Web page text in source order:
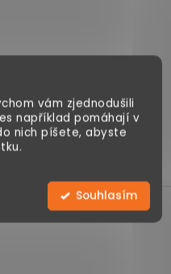
vám zjednodušili
například pomáhají v
nich píšete, abyste
Souhlasím